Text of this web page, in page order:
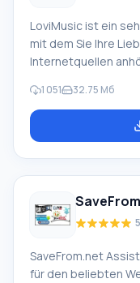
LoviMusic ist ein
mit dem Sie Ihre
Internetquellen
ausgewählten Song
mit den
VKontakte,
gespeichert.
1 051 32.75 Мб
SaveFrom.net
für den beliebten